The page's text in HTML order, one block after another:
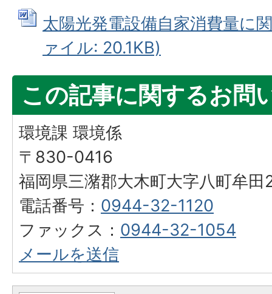
太陽光発電設備自家消費量に
ァイル: 20.1KB)
この記事に関するお問
環境課 環境係
〒830-0416
福岡県三潴郡大木町大字八町牟
電話番号： 0944-32-1120
ファックス： 0944-32-1054
メールを送信